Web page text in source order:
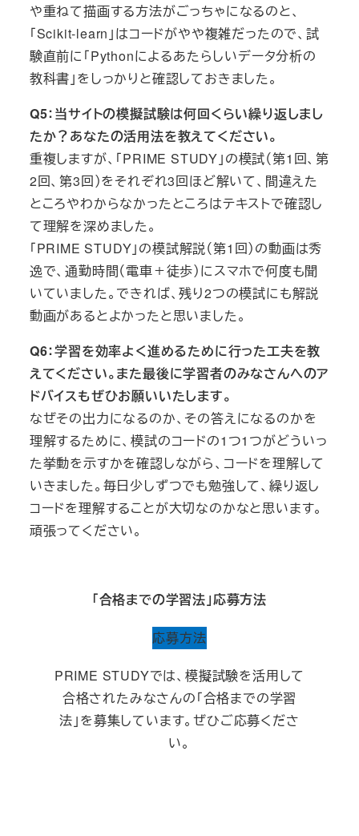
や重ねて描画する方法がごっちゃになるのと、
「Scikit-learn」はコードがやや複雑だったので、試
験直前に「Pythonによるあたらしいデータ分析の
教科書」をしっかりと確認しておきました。
Q5：当サイトの模擬試験は何回くらい繰り返しまし
たか？あなたの活用法を教えてください。
重複しますが、「PRIME STUDY」の模試（第1回、第
2回、第3回）をそれぞれ3回ほど解いて、間違えた
ところやわからなかったところはテキストで確認し
て理解を深めました。
「PRIME STUDY」の模試解説（第1回）の動画は秀
逸で、通勤時間（電車＋徒歩）にスマホで何度も聞
いていました。できれば、残り2つの模試にも解説
動画があるとよかったと思いました。
Q6：学習を効率よく進めるために行った工夫を教
えてください。また最後に学習者のみなさんへのア
ドバイスもぜひお願いいたします。
なぜその出力になるのか、その答えになるのかを
理解するために、模試のコードの1つ1つがどういっ
た挙動を示すかを確認しながら、コードを理解して
いきました。毎日少しずつでも勉強して、繰り返し
コードを理解することが大切なのかなと思います。
頑張ってください。
「合格までの学習法」応募方法
応募方法
PRIME STUDYでは、模擬試験を活用して
合格されたみなさんの「合格までの学習
法」を募集しています。ぜひご応募くださ
い。